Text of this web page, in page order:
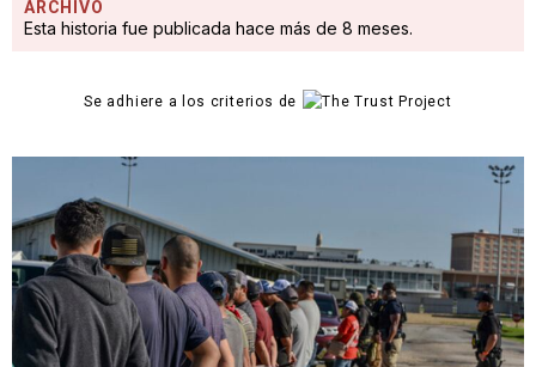
ARCHIVO
Esta historia fue publicada hace más de 8 meses.
Se adhiere a los criterios de